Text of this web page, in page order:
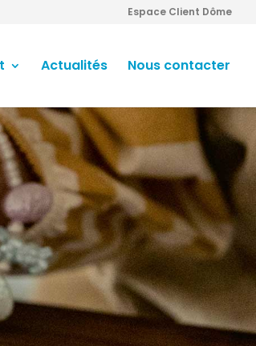
Espace Client Dôme
Actualités Nous contacter